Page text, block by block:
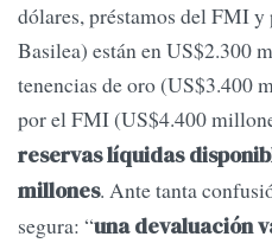
dólares, préstamos del FMI y
Basilea) están en US$2.300
tenencias de oro (US$3.400
por el FMI (US$4.400
reservas líquidas
millones. Ante tanta
segura: “una devaluación